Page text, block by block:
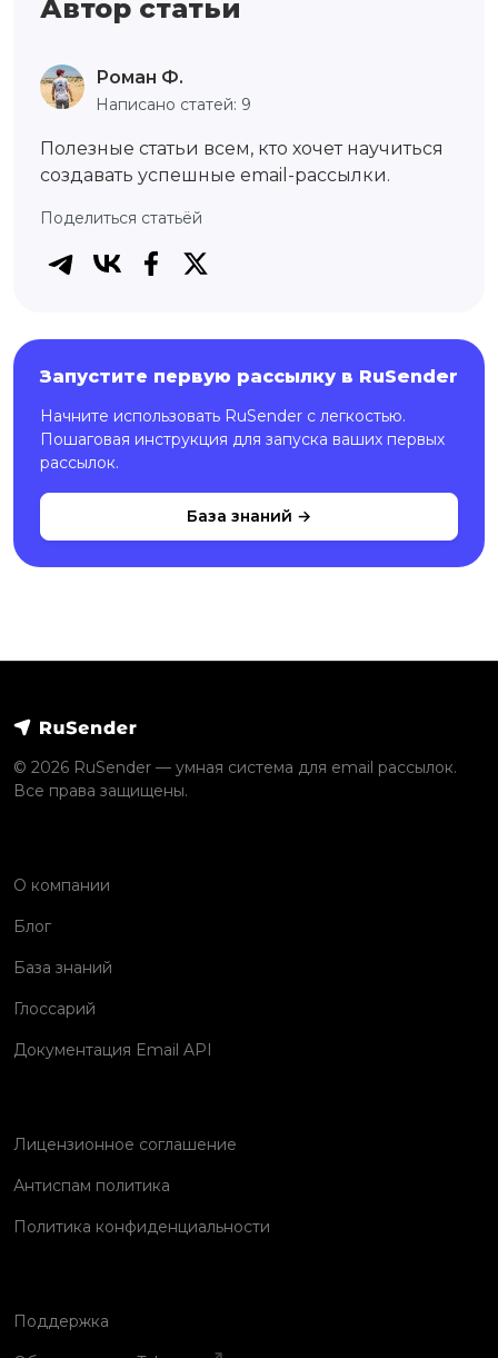
Автор статьи
Роман Ф.
Написано статей: 9
Полезные статьи всем, кто хочет научиться
создавать успешные email-рассылки.
Поделиться статьёй
Запустите первую рассылку в RuSender
Начните использовать RuSender с легкостью.
Пошаговая инструкция для запуска ваших первых
рассылок.
База знаний →
© 2026 RuSender — умная система для email рассылок.
Все права защищены.
О компании
Блог
База знаний
Глоссарий
Документация Email API
Лицензионное соглашение
Антиспам политика
Политика конфиденциальности
Поддержка